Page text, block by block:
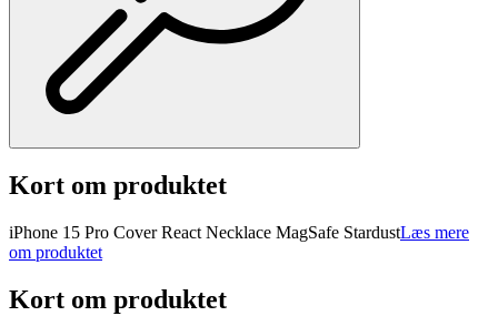
Kort om produktet
iPhone 15 Pro Cover React Necklace MagSafe StardustLæs mere
om produktet
Kort om produktet